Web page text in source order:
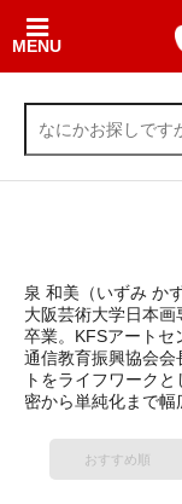
MENU
泉 和美（いずみ かず
大阪芸術大学日本
卒業。KFSアートセ
通信教育振興協会会
トをライフワーク
密から単純化まで幅
おすすめ順